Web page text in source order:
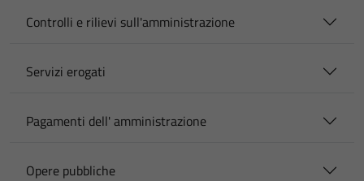
Controlli e rilievi sull'amministrazione
Servizi erogati
Pagamenti dell' amministrazione
Opere pubbliche